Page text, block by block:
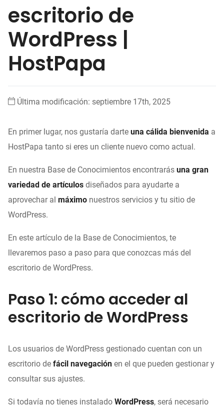
escritorio de
WordPress |
HostPapa
Última modificación: septiembre 17th, 2025
En primer lugar, nos gustaría darte una cálida bienvenida a
HostPapa tanto si eres un cliente nuevo como actual.
En nuestra Base de Conocimientos encontrarás una gran
variedad de artículos diseñados para ayudarte a
aprovechar al máximo nuestros servicios y tu sitio de
WordPress.
En este artículo de la Base de Conocimientos, te
llevaremos paso a paso para que conozcas más del
escritorio de WordPress.
Paso 1: cómo acceder al
escritorio de WordPress
Los usuarios de WordPress gestionado cuentan con un
escritorio de fácil navegación en el que pueden gestionar y
consultar sus ajustes.
Si todavía no tienes instalado WordPress, será necesario